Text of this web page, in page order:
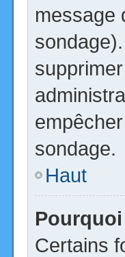
message
sondage.
Haut
Certains